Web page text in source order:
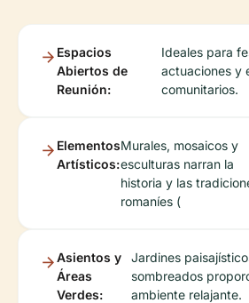
Espacios
Abiertos de
Reunión:
Ideales para
actuaciones y
comunitarios.
Elementos
Artísticos:
Murales, mosaicos y
esculturas narran la
historia y las
romaníes (
Asientos y
Áreas
Verdes:
Jardines
sombreados
ambiente relajante.